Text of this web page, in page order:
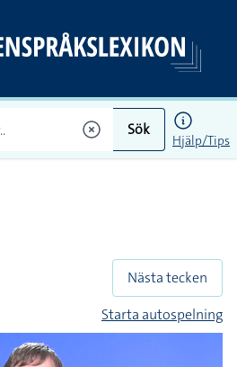
Sök
Hjälp/Tips
Nästa tecken
Starta autospelning